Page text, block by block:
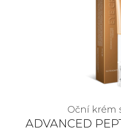
Oční krém
ADVANCED